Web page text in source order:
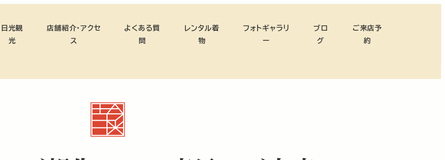
日光観
光
店舗紹介・アクセ
ス
よくある質
問
レンタル着
物
フォトギャラリ
ー
ブロ
グ
ご来店予
約